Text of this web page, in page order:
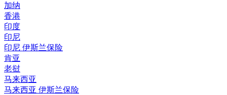
加纳
香港
印度
印尼
印尼 伊斯兰保险
肯亚
老挝
马来西亚
马来西亚 伊斯兰保险